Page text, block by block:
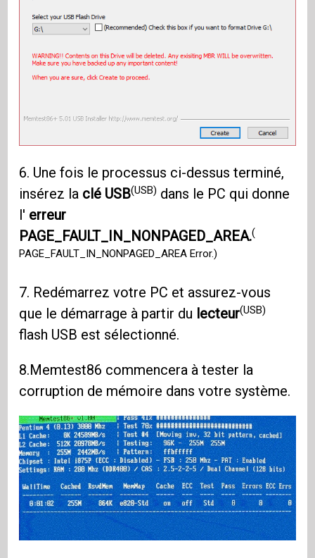
6. Une fois le processus ci-dessus terminé,
insérez la clé USB(USB) dans le PC qui donne
l' erreur
PAGE_FAULT_IN_NONPAGED_AREA.(
PAGE_FAULT_IN_NONPAGED_AREA Error.)
7. Redémarrez votre PC et assurez-vous
que le démarrage à partir du lecteur(USB)
flash USB est sélectionné.
8.Memtest86 commencera à tester la
corruption de mémoire dans votre système.